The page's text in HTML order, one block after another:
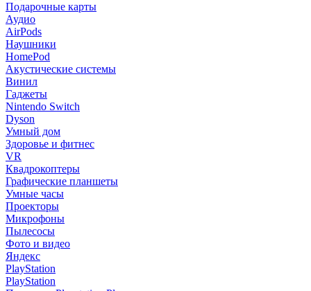
Подарочные карты
Аудио
AirPods
Наушники
HomePod
Акустические системы
Винил
Гаджеты
Nintendo Switch
Dyson
Умный дом
Здоровье и фитнес
VR
Квадрокоптеры
Графические планшеты
Умные часы
Проекторы
Микрофоны
Пылесосы
Фото и видео
Яндекс
PlayStation
PlayStation